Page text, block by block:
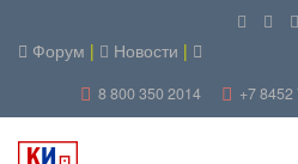
Форум | Новости |
8 800 350 2014 +7